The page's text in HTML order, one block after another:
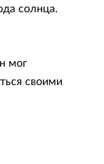
солнца.
мог
своими